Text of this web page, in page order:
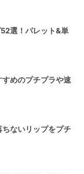
選！パレット&単
めのプチプラや速
ないリップをプチ